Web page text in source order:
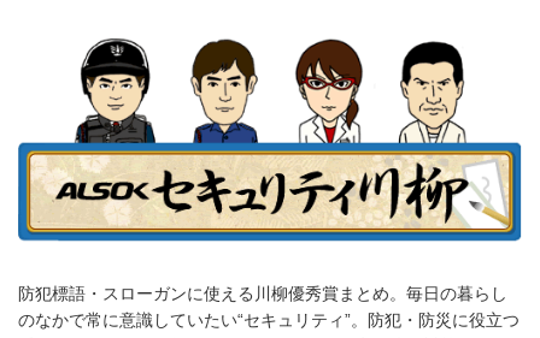
防犯標語・スローガンに使える川柳優秀賞まとめ。毎日の暮らし
のなかで常に意識していたい“セキュリティ”。防犯・防災に役立つ